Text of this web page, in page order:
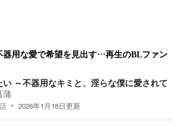
器用な愛で希望を見出す…再生のBLファン
～不器用なキミと、淫らな僕に愛されて
2026年1月18日更新